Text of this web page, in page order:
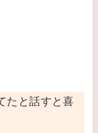
たと話すと喜